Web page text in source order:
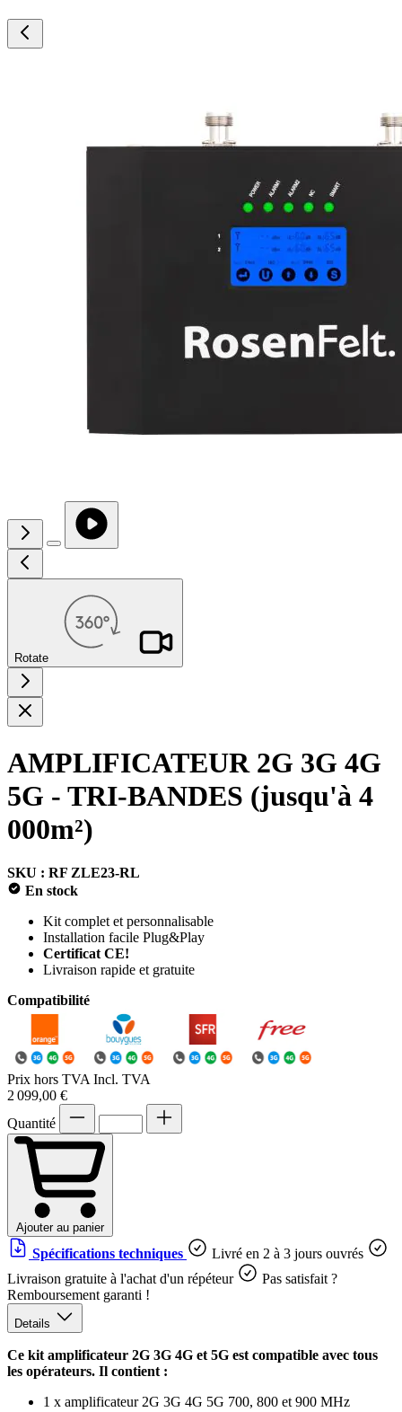
Rotate
AMPLIFICATEUR 2G 3G 4G
5G - TRI-BANDES (jusqu'à 4
000m²)
SKU : RF ZLE23-RL
En stock
Kit complet et personnalisable
Installation facile Plug&Play
Certificat CE!
Livraison rapide et gratuite
Compatibilité
Prix hors TVA Incl. TVA
2 099,00 €
Quantité
Ajouter au panier
Spécifications techniques
Livré en 2 à 3 jours ouvrés
Livraison gratuite à l'achat d'un répéteur
Pas satisfait ?
Remboursement garanti !
Details
Ce kit amplificateur 2G 3G 4G et 5G est compatible avec tous
les opérateurs. Il contient :
1 x amplificateur 2G 3G 4G 5G 700, 800 et 900 MHz